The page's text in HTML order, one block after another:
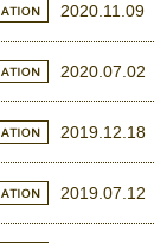
2020.11.09
2020.07.02
2019.12.18
2019.07.12